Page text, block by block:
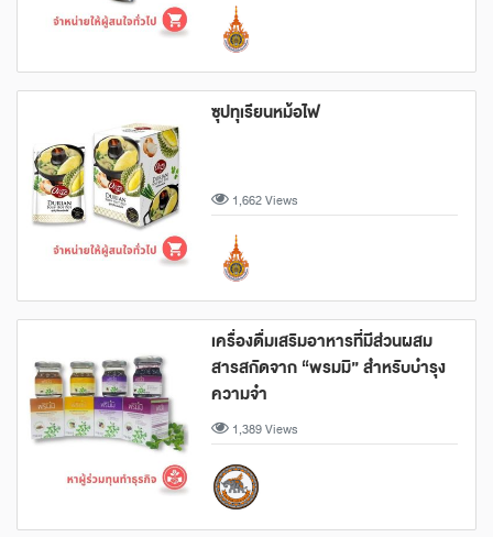
ซุปทุเรียนหม้อไฟ
1,662 Views
เครื่องดื่มเสริมอาหารที่มีส่วนผสม
สารสกัดจาก “พรมมิ” สำหรับบำรุง
ความจำ
1,389 Views